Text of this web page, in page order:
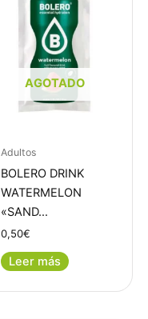
AGOTADO
Adultos
BOLERO DRINK
WATERMELON
«SAND…
0,50€
Leer más